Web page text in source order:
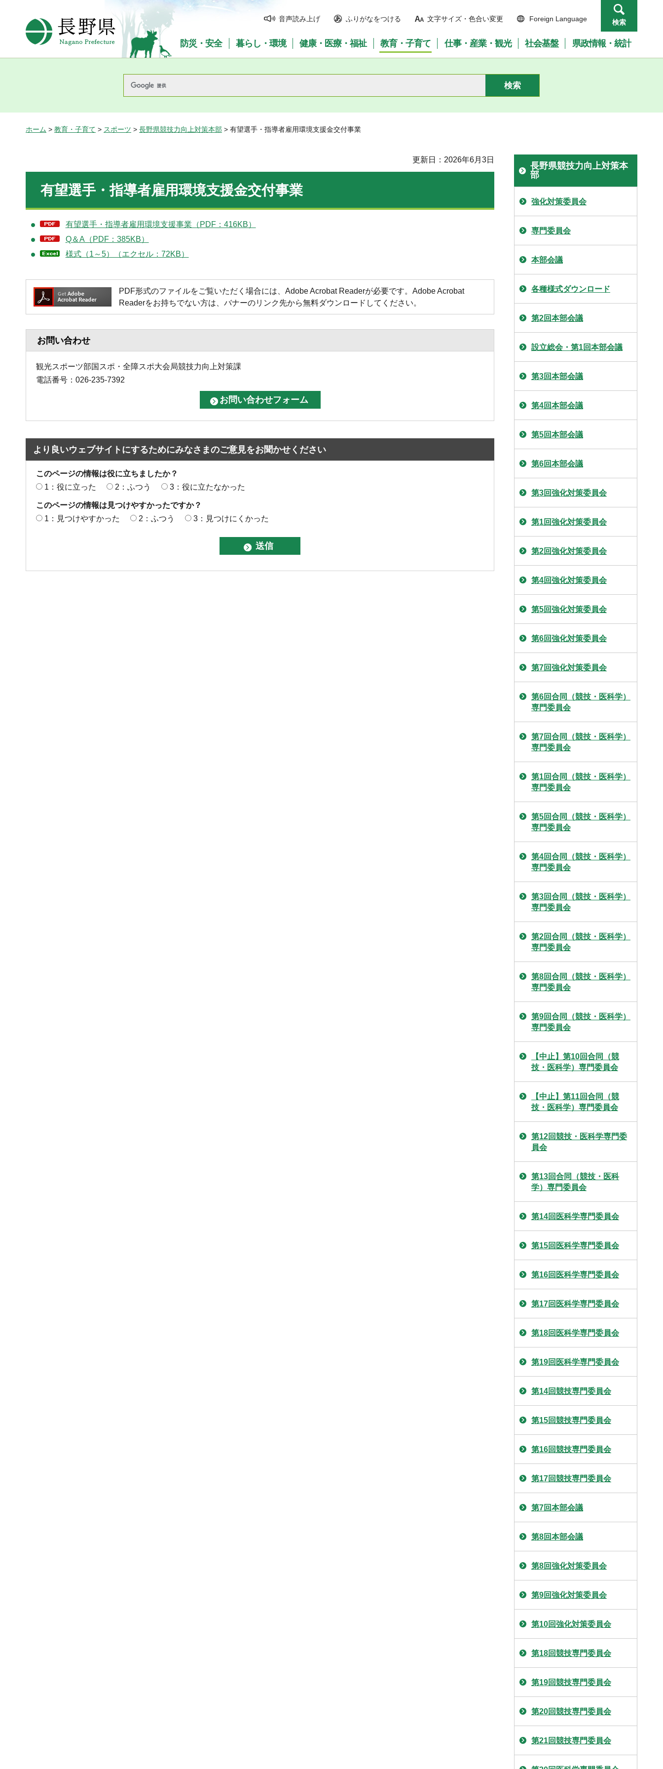
長野県Nagano Prefecture
音声読み上げ ふりがなをつける 文字サイズ・色合い変更 Foreign Language 検索
防災・安全 暮らし・環境 健康・医療・福祉 教育・子育て 仕事・産業・観光 社会基盤 県政情報・統計
ホーム > 教育・子育て > スポーツ > 長野県競技力向上対策本部 > 有望選手・指導者雇用環境支援金交付事業
更新日：2026年6月3日
有望選手・指導者雇用環境支援金交付事業
有望選手・指導者雇用環境支援事業（PDF：416KB）
Q＆A（PDF：385KB）
様式（1～5）（エクセル：72KB）
PDF形式のファイルをご覧いただく場合には、Adobe Acrobat Readerが必要です。Adobe Acrobat
Readerをお持ちでない方は、バナーのリンク先から無料ダウンロードしてください。
お問い合わせ
観光スポーツ部国スポ・全障スポ大会局競技力向上対策課
電話番号：026-235-7392
より良いウェブサイトにするためにみなさまのご意見をお聞かせください
このページの情報は役に立ちましたか？
1：役に立った
2：ふつう 3：役に立たなかった
このページの情報は見つけやすかったですか？
1：見つけやすかった
2：ふつう 3：見つけにくかった
長野県競技力向上対策本
部
強化対策委員会
専門委員会
本部会議
各種様式ダウンロード
第2回本部会議
設立総会・第1回本部会議
第3回本部会議
第4回本部会議
第5回本部会議
第6回本部会議
第3回強化対策委員会
第1回強化対策委員会
第2回強化対策委員会
第4回強化対策委員会
第5回強化対策委員会
第6回強化対策委員会
第7回強化対策委員会
第6回合同（競技・医科学）
専門委員会
第7回合同（競技・医科学）
専門委員会
第1回合同（競技・医科学）
専門委員会
第5回合同（競技・医科学）
専門委員会
第4回合同（競技・医科学）
専門委員会
第3回合同（競技・医科学）
専門委員会
第2回合同（競技・医科学）
専門委員会
第8回合同（競技・医科学）
専門委員会
第9回合同（競技・医科学）
専門委員会
【中止】第10回合同（競
技・医科学）専門委員会
【中止】第11回合同（競
技・医科学）専門委員会
第12回競技・医科学専門委
員会
第13回合同（競技・医科
学）専門委員会
第14回医科学専門委員会
第15回医科学専門委員会
第16回医科学専門委員会
第17回医科学専門委員会
第18回医科学専門委員会
第19回医科学専門委員会
第14回競技専門委員会
第15回競技専門委員会
第16回競技専門委員会
第17回競技専門委員会
第7回本部会議
第8回本部会議
第8回強化対策委員会
第9回強化対策委員会
第10回強化対策委員会
第18回競技専門委員会
第19回競技専門委員会
第20回競技専門委員会
第21回競技専門委員会